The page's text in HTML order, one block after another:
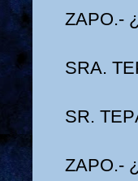
ZAPO.-
SRA.
SR.
ZAPO.-